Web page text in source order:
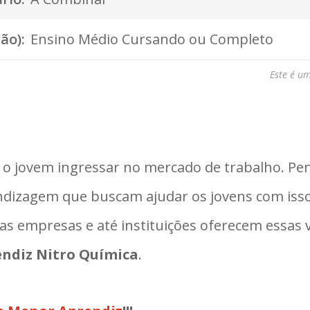
Ensino Médio Cursando ou Completo
Este é
jovem ingressar no mercado de trabalho.
que buscam ajudar os jovens com
empresas e até instituições oferecem essas
Nitro Química.